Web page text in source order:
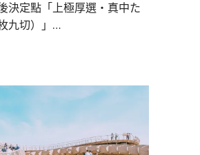
決定點「上極厚選‧真中た
九切）」…